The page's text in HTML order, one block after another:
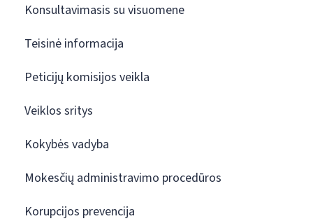
Konsultavimasis su visuomene
Teisinė informacija
Peticijų komisijos veikla
Veiklos sritys
Kokybės vadyba
Mokesčių administravimo procedūros
Korupcijos prevencija